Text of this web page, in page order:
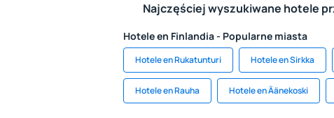
Najczęściej wyszukiwane hotele
Hotele en Finlandia - Popularne miasta
Hotele en Rukatunturi Hotele en Sirkka
Hotele en Rauha Hotele en Äänekoski